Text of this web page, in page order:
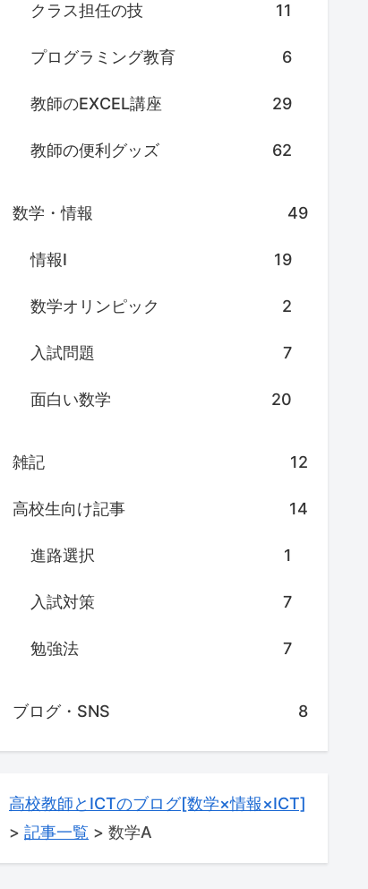
クラス担任の技 11
プログラミング教育 6
教師のEXCEL講座 29
教師の便利グッズ 62
数学・情報 49
情報Ⅰ 19
数学オリンピック 2
入試問題 7
面白い数学 20
雑記 12
高校生向け記事 14
進路選択 1
入試対策 7
勉強法 7
ブログ・SNS 8
高校教師とICTのブログ[数学×情報×ICT]
> 記事一覧 > 数学A